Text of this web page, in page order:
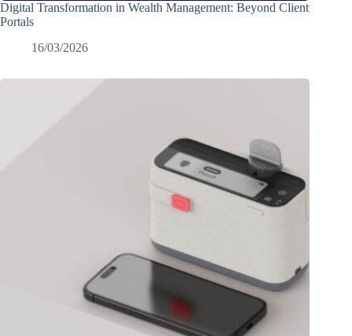
Digital Transformation in Wealth Management: Beyond Client
Portals
16/03/2026